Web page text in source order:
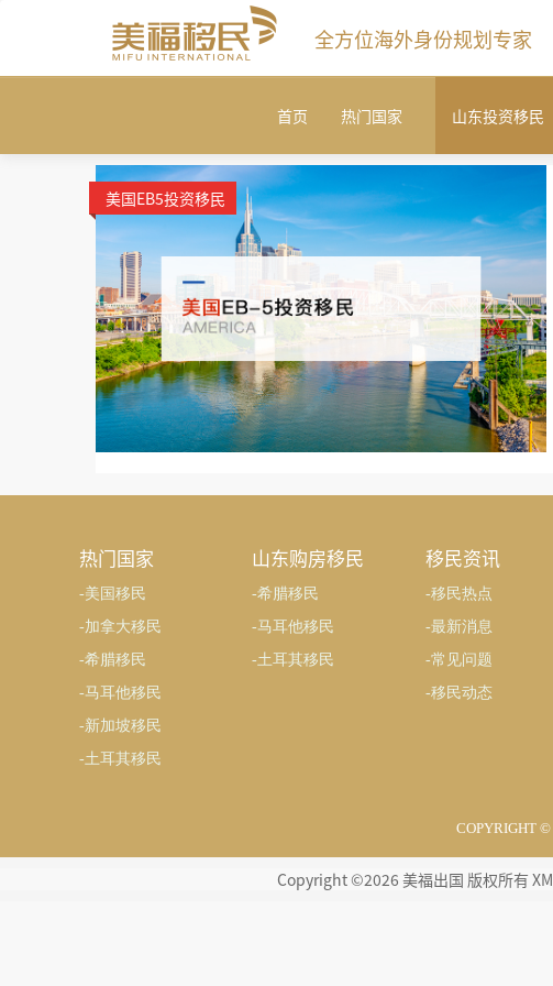
全方位海外身份规划专家
首页 热门国家 山东投资移民
美国EB5投资移民
热门国家
-美国移民
-加拿大移民
-希腊移民
-马耳他移民
-新加坡移民
-土耳其移民
山东购房移民
-希腊移民
-马耳他移民
-土耳其移民
移民资讯
-移民热点
-最新消息
-常见问题
-移民动态
COPYRIGHT
Copyright ©2026 美福出国 版权所有